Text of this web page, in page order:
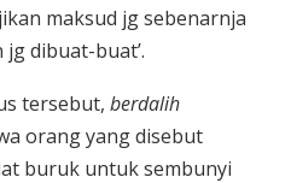
maksud jg sebenarnja
dibuat-buat’.
tersebut, berdalih
orang yang disebut
buruk untuk sembunyi